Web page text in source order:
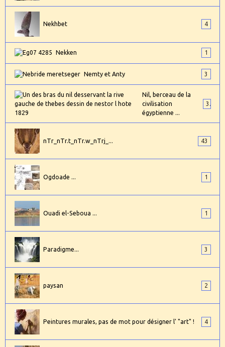
Nekhbet 4
Nekken 1
Nemty et Anty 3
Nil, berceau de la
civilisation
égyptienne ...
nTr_nTr.t_nTr.w_nTrj_... 43
Ogdoade ... 1
Ouadi el-Seboua ... 1
Paradigme... 3
paysan 2
Peintures murales, pas de mot pour désigner l' "art" ! 4